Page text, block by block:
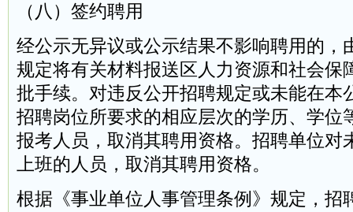
（八）签约聘用
经公示无异议或公示结果不影响聘用的，
规定将有关材料报送区人力资源和社会保
批手续。对违反公开招聘规定或未能在本
招聘岗位所要求的相应层次的学历、学位
报考人员，取消其聘用资格。招聘单位对
上班的人员，取消其聘用资格。
根据《事业单位人事管理条例》规定，招